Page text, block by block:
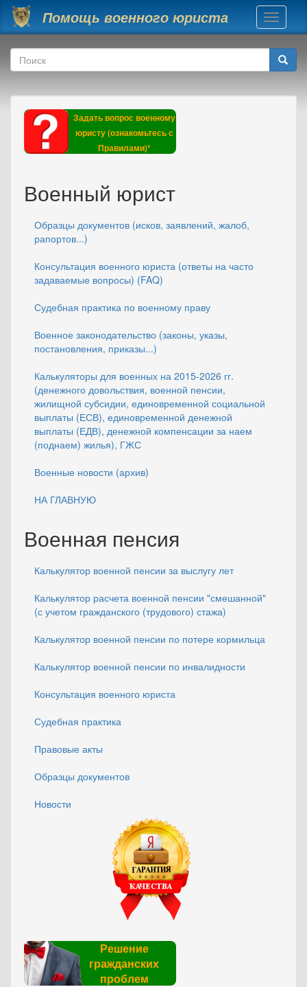
Перейти к основному содержанию
Помощь военного юриста
Toggle
Форма поиска
Поиск
Задать вопрос военному
юристу (ознакомьтесь с
Правилами)*
Военный юрист
Образцы документов (исков, заявлений, жалоб,
рапортов...)
Консультация военного юриста (ответы на часто
задаваемые вопросы) (FAQ)
Судебная практика по военному праву
Военное законодательство (законы, указы,
постановления, приказы...)
Калькуляторы для военных на 2015-2026 гг.
(денежного довольствия, военной пенсии,
жилищной субсидии, единовременной социальной
выплаты (ЕСВ), единовременной денежной
выплаты (ЕДВ), денежной компенсации за наем
(поднаем) жилья), ГЖС
Военные новости (архив)
НА ГЛАВНУЮ
Военная пенсия
Калькулятор военной пенсии за выслугу лет
Калькулятор расчета военной пенсии "смешанной"
(с учетом гражданского (трудового) стажа)
Калькулятор военной пенсии по потере кормильца
Калькулятор военной пенсии по инвалидности
Консультация военного юриста
Судебная практика
Правовые акты
Образцы документов
Новости
Решение
гражданских
проблем